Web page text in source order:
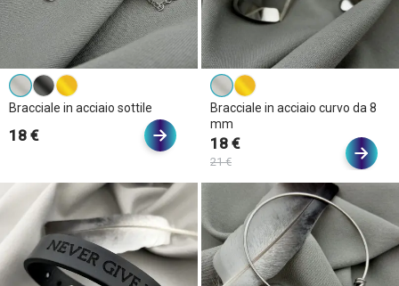
Bracciale in acciaio sottile
18 €
Bracciale in acciaio curvo da 8
mm
18 €
21 €